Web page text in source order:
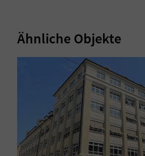
Ähnliche Objekte